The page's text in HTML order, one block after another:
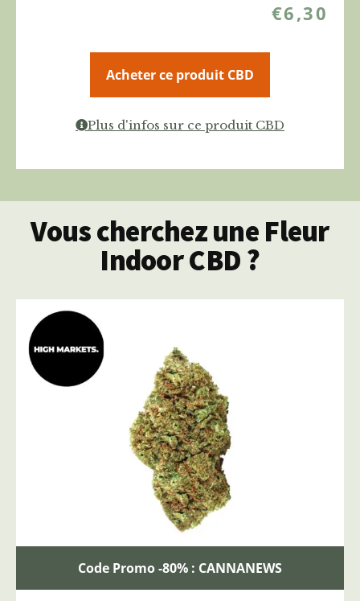
€6,30
Acheter ce produit CBD
Plus d'infos sur ce produit CBD
Vous cherchez une Fleur
Indoor CBD ?
Code Promo -80% : CANNANEWS